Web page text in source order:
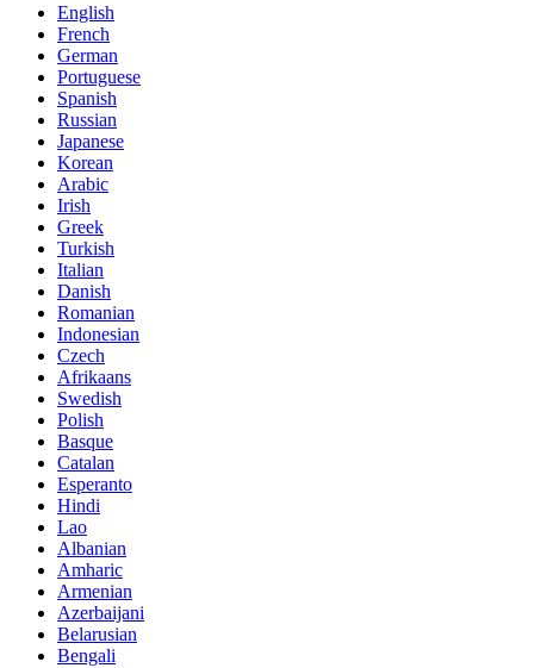
English
French
German
Portuguese
Spanish
Russian
Japanese
Korean
Arabic
Irish
Greek
Turkish
Italian
Danish
Romanian
Indonesian
Czech
Afrikaans
Swedish
Polish
Basque
Catalan
Esperanto
Hindi
Lao
Albanian
Amharic
Armenian
Azerbaijani
Belarusian
Bengali